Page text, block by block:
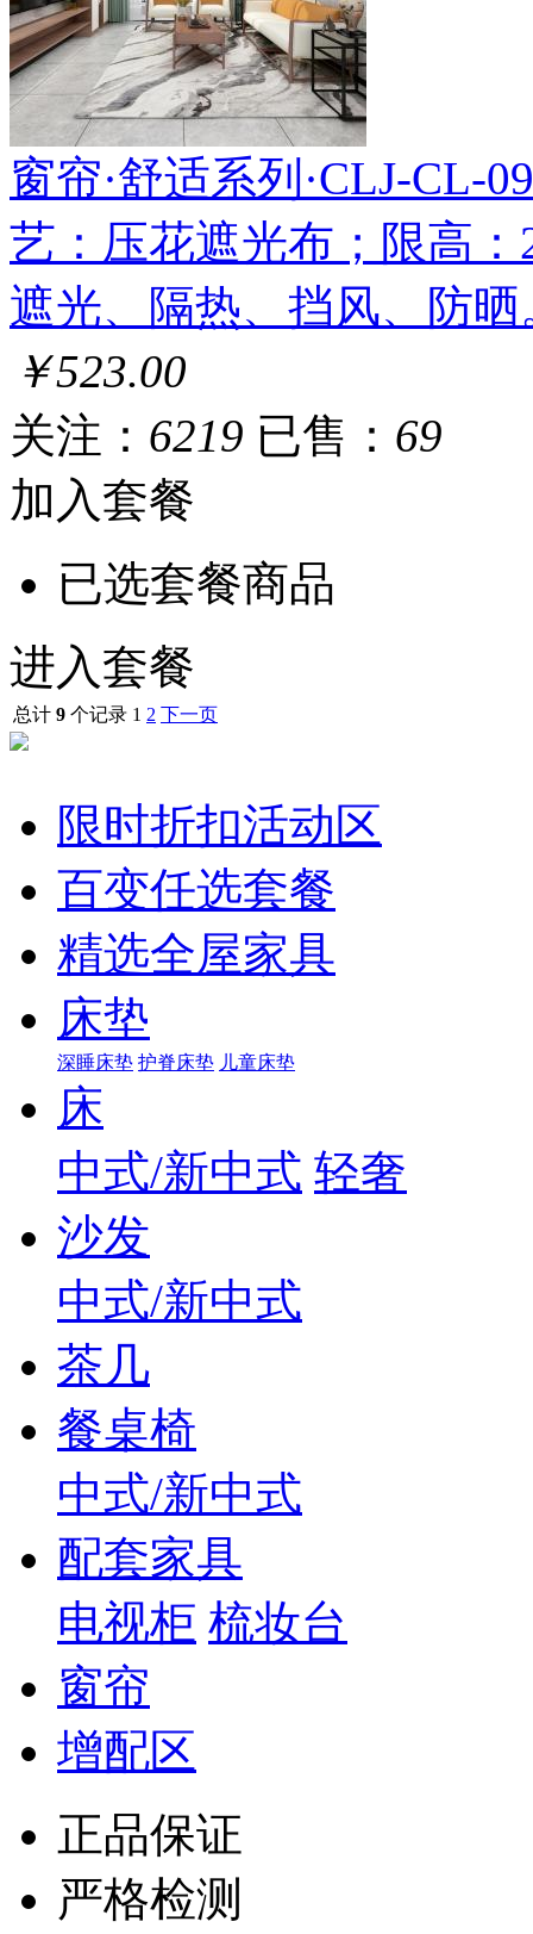
窗帘·舒适系列·CLJ-CL-
艺：压花遮光布；限高
遮光、隔热、挡风、防晒
￥523.00
关注： 6219 已售： 69
加入套餐
已选套餐商品
进入套餐
总计 9 个记录 1 2 下一页
限时折扣活动区
百变任选套餐
精选全屋家具
床垫
深睡床垫 护脊床垫 儿童床垫
床
中式/新中式 轻奢
沙发
中式/新中式
茶几
餐桌椅
中式/新中式
配套家具
电视柜 梳妆台
窗帘
增配区
正品保证
严格检测